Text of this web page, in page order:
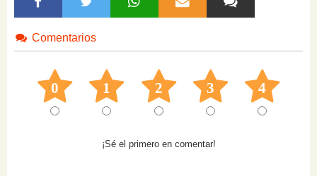
Comentarios
0 1 2 3 4
¡Sé el primero en comentar!